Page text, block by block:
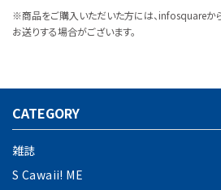
※商品をご購入いただいた方には、infosquareか
お送りする場合がございます。
CATEGORY
雑誌
S Cawaii! ME